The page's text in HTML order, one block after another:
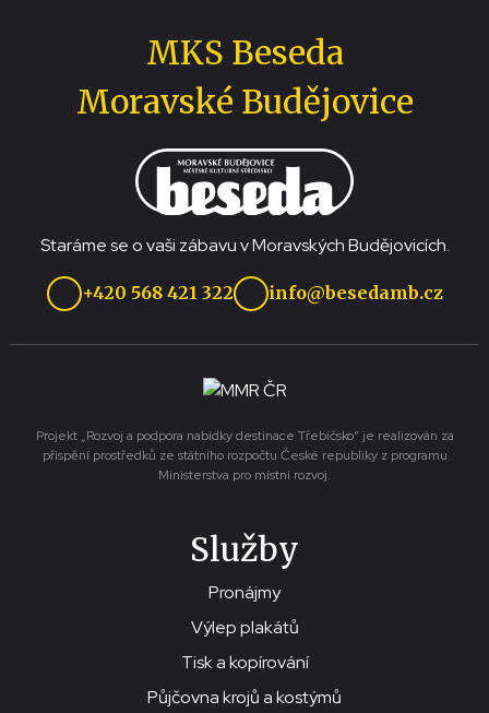
MKS Beseda
Moravské Budějovice
Staráme se o vaši zábavu v Moravských Budějovicích.
+420 568 421 322 info@besedamb.cz
Projekt „Rozvoj a podpora nabídky destinace Třebíčsko“ je realizován za
přispění prostředků ze státního rozpočtu České republiky z programu
Ministerstva pro místní rozvoj.
Služby
Pronájmy
Výlep plakátů
Tisk a kopírování
Půjčovna krojů a kostýmů